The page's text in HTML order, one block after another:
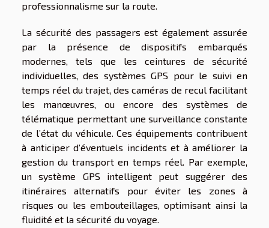
professionnalisme sur la route.
La sécurité des passagers est également assurée
par la présence de dispositifs embarqués
modernes, tels que les ceintures de sécurité
individuelles, des systèmes GPS pour le suivi en
temps réel du trajet, des caméras de recul facilitant
les manœuvres, ou encore des systèmes de
télématique permettant une surveillance constante
de l’état du véhicule. Ces équipements contribuent
à anticiper d’éventuels incidents et à améliorer la
gestion du transport en temps réel. Par exemple,
un système GPS intelligent peut suggérer des
itinéraires alternatifs pour éviter les zones à
risques ou les embouteillages, optimisant ainsi la
fluidité et la sécurité du voyage.